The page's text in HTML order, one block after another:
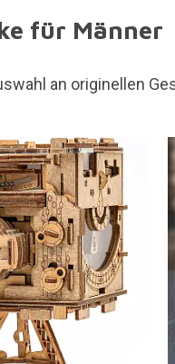
für Männer
an originellen